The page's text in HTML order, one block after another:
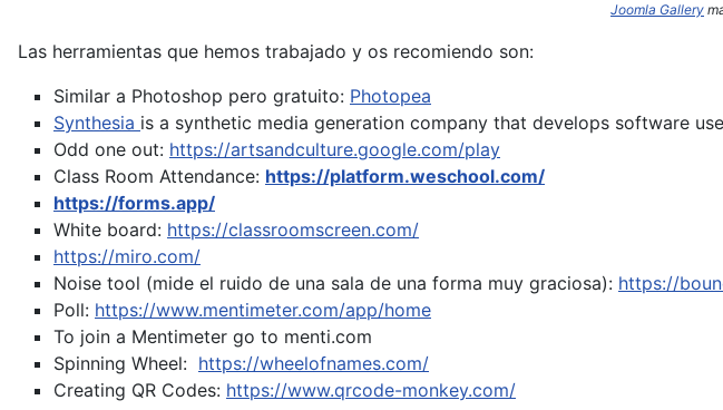
Joomla Gallery
Las herramientas que hemos trabajado y os recomiendo son:
Similar a Photoshop pero gratuito: Photopea
Synthesia is a synthetic media generation company that develops software
Odd one out: https://artsandculture.google.com/play
Class Room Attendance: https://platform.weschool.com/
https://forms.app/
White board: https://classroomscreen.com/
https://miro.com/
Noise tool (mide el ruido de una sala de una forma muy graciosa): https://
Poll: https://www.mentimeter.com/app/home
To join a Mentimeter go to menti.com
Spinning Wheel: https://wheelofnames.com/
Creating QR Codes: https://www.qrcode-monkey.com/